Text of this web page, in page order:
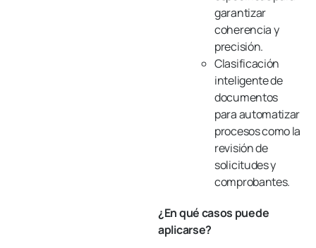
garantizar
coherencia y
precisión.
Clasificación
inteligente de
documentos
para automatizar
procesos como la
revisión de
solicitudes y
comprobantes.
¿En qué casos puede
aplicarse?